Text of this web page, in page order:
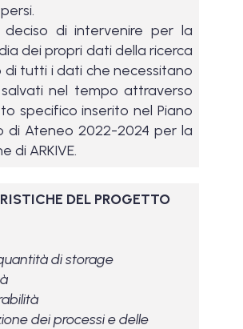
deciso di intervenire per la
dei propri dati della ricerca
di tutti i dati che necessitano
nel tempo attraverso
specifico inserito nel Piano
di Ateneo 2022-2024 per la
di ARKIVE.
DEL PROGETTO
di storage
dei processi e delle